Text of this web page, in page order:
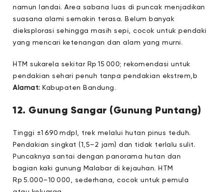
namun landai. Area sabana luas di puncak menjadikan
suasana alami semakin terasa. Belum banyak
dieksplorasi sehingga masih sepi, cocok untuk pendaki
yang mencari ketenangan dan alam yang murni.
HTM sukarela sekitar Rp 15 000; rekomendasi untuk
pendakian sehari penuh tanpa pendakian ekstrem,b
Alamat: Kabupaten Bandung.
12. Gunung Sangar (Gunung Puntang)
Tinggi ±1 690 mdpl, trek melalui hutan pinus teduh.
Pendakian singkat (1,5–2 jam) dan tidak terlalu sulit.
Puncaknya santai dengan panorama hutan dan
bagian kaki gunung Malabar di kejauhan. HTM
Rp 5.000–10 000, sederhana, cocok untuk pemula